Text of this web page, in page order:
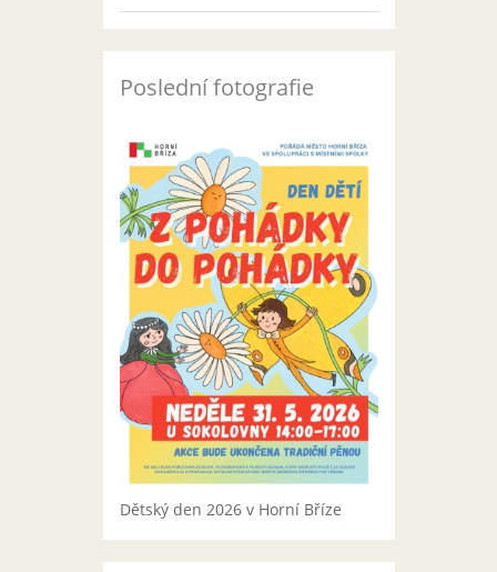
Poslední fotografie
Dětský den 2026 v Horní Bříze